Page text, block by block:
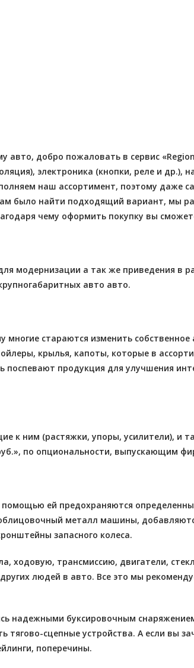
авто, добро пожаловать в сервис
электроника (кнопки, реле и др.),
наш ассортимент, поэтому даже
было найти подходящий вариант, мы
чему оформить покупку вы
модернизации а так же приведения в
авто авто.
стараются изменить
крылья, капоты, которые в
продукция для улучшения
к ним (растяжки, упоры, усилители), и
по опциональности, выпускающим
ей предохраняются
металл машины,
запасного колеса.
ходовую, трансмиссию, двигатели,
людей в авто. Все это мы
надежными буксировочным
сцепные устройства. А если вы
поперечины.